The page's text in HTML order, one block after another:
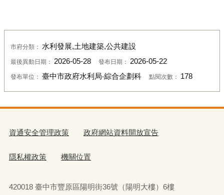
市府分類： 水利發展,土地建築,公共建設
最後異動日期： 2026-05-28 發布日期： 2026-05-22
發布單位： 臺中市政府水利局‧綜合企劃科 點閱次數： 178
資通安全管理政策 政府網站資料開放宣告
隱私權政策 機關位置
420018 臺中市豐原區陽明街36號（陽明大樓）6樓